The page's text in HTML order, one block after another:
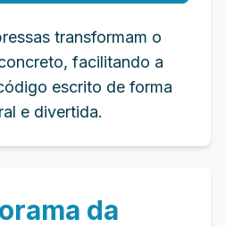
transformam o
facilitando a
escrito de forma
e divertida.
da